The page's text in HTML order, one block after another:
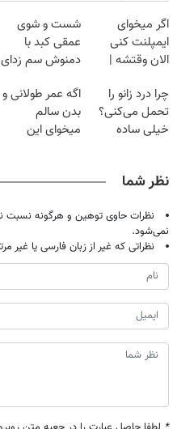
اگر میخوای
ایمپلنت کنی
الان وقتشه |
میلیون تومان!!!
شست و شوی
عمقی کبد با
دمنوش سم زدای
چرا درد زانو را
تحمل می‌کنی؟
خیلی ساده
اگه عمر طولانی و
بدن سالم
میخوای این
نظر شما
نظرات حاوی توهین و هرگونه نسبت
نمی‌شود.
نظراتی که غیر از زبان فارسی یا غیر